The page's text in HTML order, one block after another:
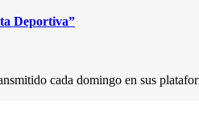
Deportiva”
cada domingo en sus